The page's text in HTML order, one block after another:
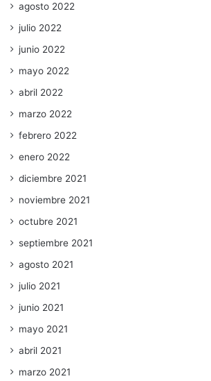
agosto 2022
julio 2022
junio 2022
mayo 2022
abril 2022
marzo 2022
febrero 2022
enero 2022
diciembre 2021
noviembre 2021
octubre 2021
septiembre 2021
agosto 2021
julio 2021
junio 2021
mayo 2021
abril 2021
marzo 2021